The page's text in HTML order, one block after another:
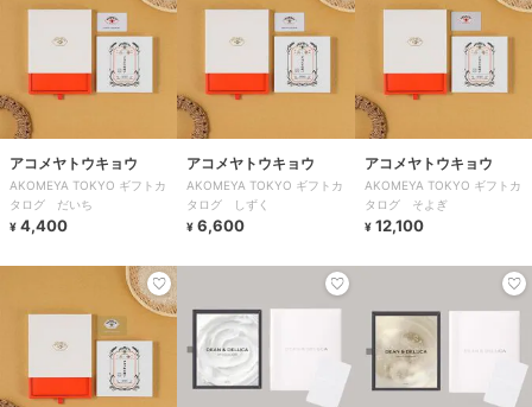
アコメヤトウキョウ
AKOMEYA TOKYO ギフトカ
タログ だいち
¥ 4,400
アコメヤトウキョウ
AKOMEYA TOKYO ギフトカ
タログ しずく
¥ 6,600
アコメヤトウキョウ
AKOMEYA TOKYO ギフトカ
タログ そよぎ
¥ 12,100